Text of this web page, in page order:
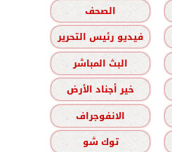
الصحف
فيديو رئيس التحرير
البث المباشر
خير أجناد الأرض
الانفوجراف
توك شو